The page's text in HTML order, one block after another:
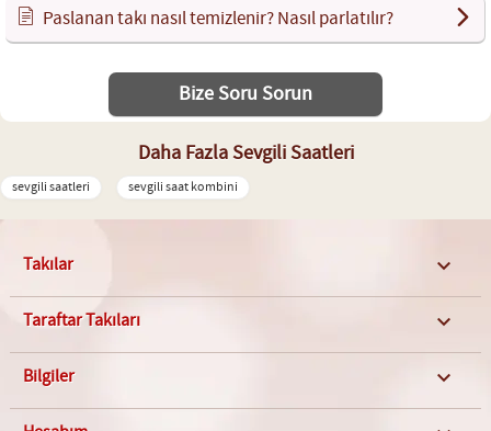
Paslanan takı nasıl temizlenir? Nasıl parlatılır?
Bize Soru Sorun
Daha Fazla Sevgili Saatleri
sevgili saatleri sevgili saat kombini
Takılar 
Taraftar Takıları 
Bilgiler 